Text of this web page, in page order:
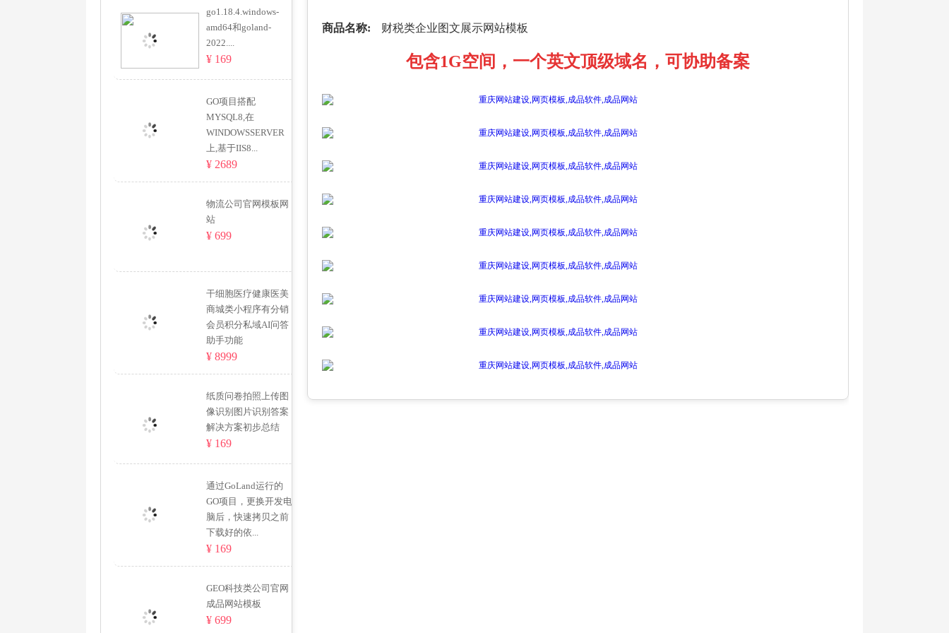
go1.18.4.windows-
amd64和goland-
2022....
¥ 169
GO项目搭配
MYSQL8,在
WINDOWSSERVER
上,基于IIS8...
¥ 2689
物流公司官网模板网
站
¥ 699
干细胞医疗健康医美
商城类小程序有分销
会员积分私域AI问答
助手功能
¥ 8999
纸质问卷拍照上传图
像识别图片识别答案
解决方案初步总结
¥ 169
通过GoLand运行的
GO项目，更换开发电
脑后，快速拷贝之前
下载好的依...
¥ 169
GEO科技类公司官网
成品网站模板
¥ 699
商品名称: 财税类企业图文展示网站模板
包含1G空间，一个英文顶级域名，可协助备案